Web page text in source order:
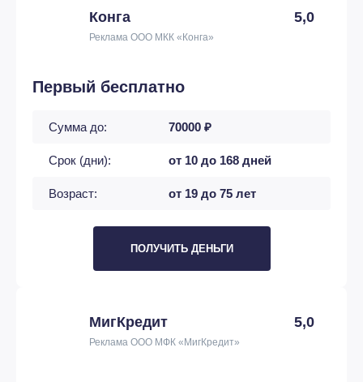
Конга 5,0
Реклама ООО МКК «Конга»
Первый бесплатно
Сумма до: 70000 ₽
Срок (дни): от 10 до 168 дней
Возраст: от 19 до 75 лет
ПОЛУЧИТЬ ДЕНЬГИ
МигКредит 5,0
Реклама ООО МФК «МигКредит»